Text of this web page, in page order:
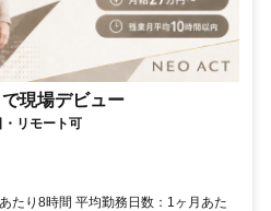
現場デビュー
リモート可
たり8時間 平均勤務日数：1ヶ月あた